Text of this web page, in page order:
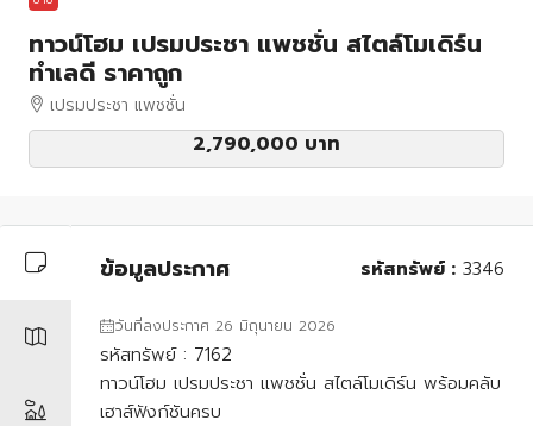
ทาวน์โฮม เปรมประชา แพชชั่น สไตล์โมเดิร์น
ทำเลดี ราคาถูก
เปรมประชา แพชชั่น
2,790,000 บาท
ข้อมูลประกาศ รหัสทรัพย์ : 3346
วันที่ลงประกาศ 26 มิถุนายน 2026
รหัสทรัพย์ : 7162
ทาวน์โฮม เปรมประชา แพชชั่น สไตล์โมเดิร์น พร้อมคลับ
เฮาส์ฟังก์ชันครบ